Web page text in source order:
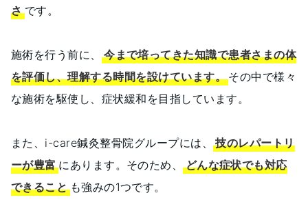
さです。
施術を行う前に、
今まで培ってきた知識で患者さまの体
を評価し、理解する時間を設けています。その中で様々
な施術を駆使し、症状緩和を目指しています。
また、i-care鍼灸整骨院グループには、技のレパートリ
ーが豊富 にあります。そのため、どんな症状でも対応
できることも強みの1つです。